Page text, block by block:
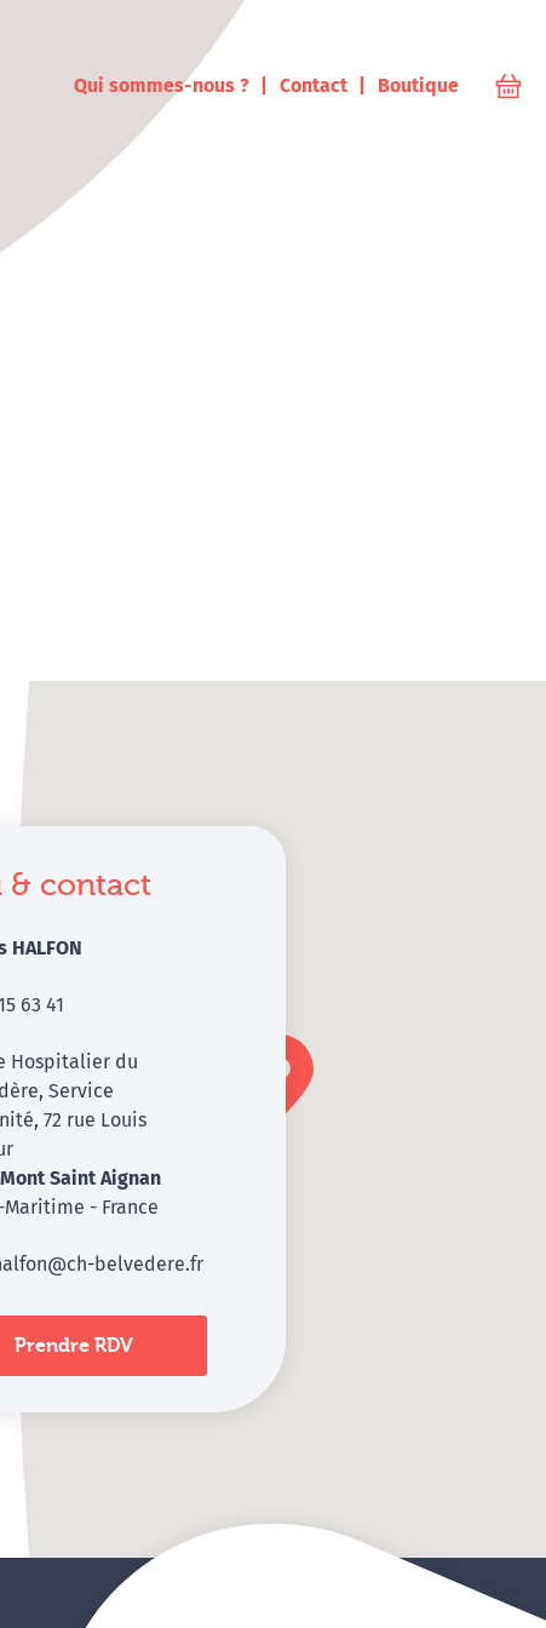
Qui sommes-nous ? Contact Boutique
& contact
HALFON
63 41
Hospitalier du
Service
72 rue Louis
Mont Saint Aignan
- France
belvedere.fr
Prendre RDV